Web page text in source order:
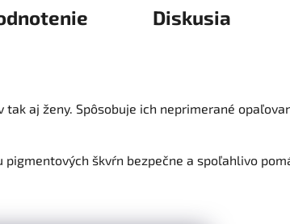
Diskusia
aj ženy. Spôsobuje ich neprimerané
škvŕn bezpečne a spoľahlivo